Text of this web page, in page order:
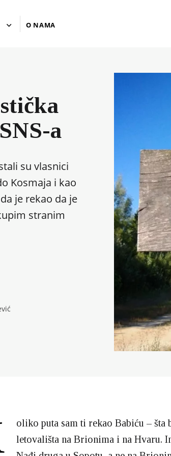
O NAMA
a
su vlasnici
Kosmaja i kao
je rekao da je
stranim
oliko puta sam ti rekao Babiću – šta
letovališta na Brionima i na Hvaru.